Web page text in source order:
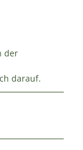
der
darauf.